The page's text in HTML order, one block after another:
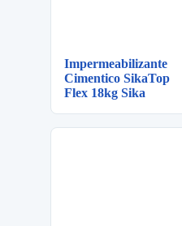
Impermeabilizante
Cimentico SikaTop
Flex 18kg Sika